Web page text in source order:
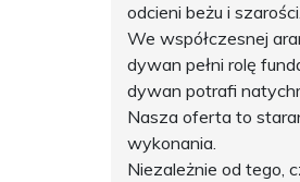
odcieni beżu i szarości.
We współczesnej
dywan pełni rolę
dywan potrafi
Nasza oferta to
wykonania.
Niezależnie od tego,